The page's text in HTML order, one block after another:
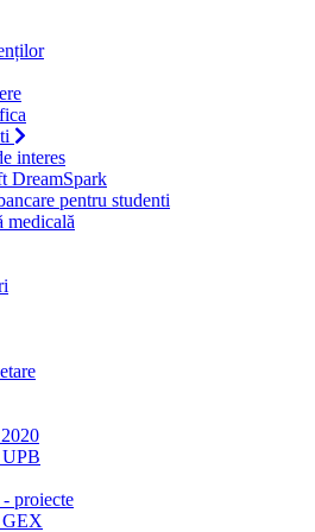
interes
DreamSpark
pentru studenti
medicală
- proiecte
GEX